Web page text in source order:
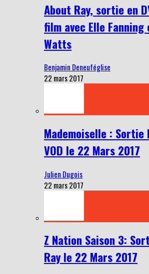
About Ray, sortie en
film avec Elle Fanning
Watts
Benjamin Deneuféglise
22 mars 2017
Mademoiselle : Sortie
VOD le 22 Mars 2017
Julien Dugois
22 mars 2017
Z Nation Saison 3:
Ray le 22 Mars 2017